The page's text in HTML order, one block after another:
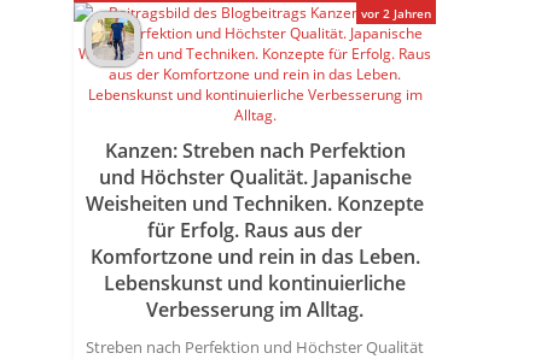
Kanzen: Streben nach Perfektion
und Höchster Qualität. Japanische
Weisheiten und Techniken. Konzepte
für Erfolg. Raus aus der
Komfortzone und rein in das Leben.
Lebenskunst und kontinuierliche
Verbesserung im Alltag.
Streben nach Perfektion und Höchster Qualität
vor 2 Jahren